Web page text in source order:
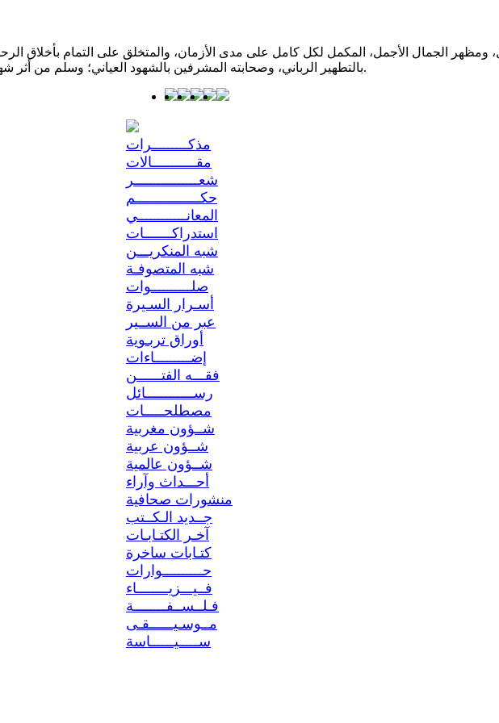
ومظهر الجمال الأجمل، المكمل لكل كامل على مدى الأزمان، والمتخلق على التمام بأخلاق
بالتطهير الرباني، وصحابته المشرفين بالشهود العياني؛ وسلم من أثر شهود نفوسنا صلاتنا عليه تسليما. والحمد لله المنعم المفضل حمدا عميما.
مذكـــــــــرات
مقـــــــــــالات
شعــــــــــــــــر
حكــــــــــــــــم
المعانــــــــــــي
استدراكـــــــات
شبه المنكريـــن
شبه المتصوفـة
صلــــــــــوات
أسـرار السـيرة
عبر من الســير
أوراق تربـوية
إضـــــــــاءات
فقـــه الفتــــــن
رســــــــــــائل
مصطلحـــــات
شــؤون مغربية
شــؤون عربية
شــؤون عالمية
أحـــداث وآراء
منشورات صحافية
جــديد الـكــتب
آخـر الكتـابـات
كتـابات ساخرة
حــــــــــوارات
فــيـــزيــــــــاء
فـلــســفــــــــة
مــوسـيــــــقـى
ســـــيــــــاسة